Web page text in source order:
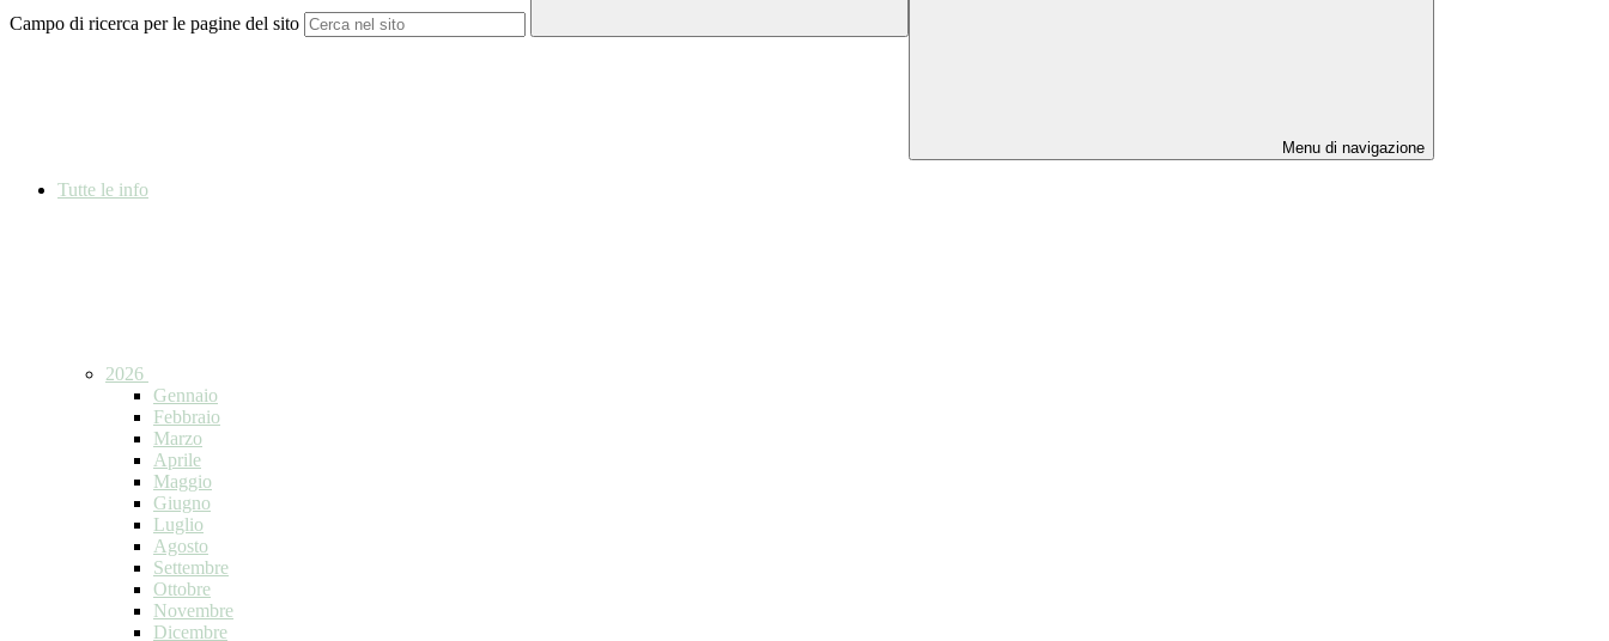
Campo di ricerca per le pagine del sito
Menu di navigazione
Tutte le info
2026
Gennaio
Febbraio
Marzo
Aprile
Maggio
Giugno
Luglio
Agosto
Settembre
Ottobre
Novembre
Dicembre